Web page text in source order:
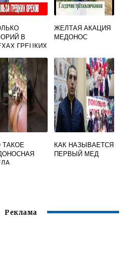
В
ГРЕЦКИХ
ЖЕЛТАЯ АКАЦИЯ
МЕДОНОС
ТАКОЕ
КАК НАЗЫВАЕТСЯ
ПЕРВЫЙ МЕД
Реклама